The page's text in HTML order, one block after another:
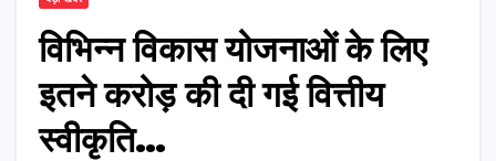
विभिन्न विकास योजनाओं के लिए
इतने करोड़ की दी गई वित्तीय
स्वीकृति…